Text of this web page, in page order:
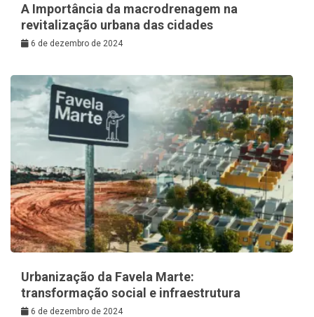
A Importância da macrodrenagem na
revitalização urbana das cidades
6 de dezembro de 2024
Urbanização da Favela Marte:
transformação social e infraestrutura
6 de dezembro de 2024